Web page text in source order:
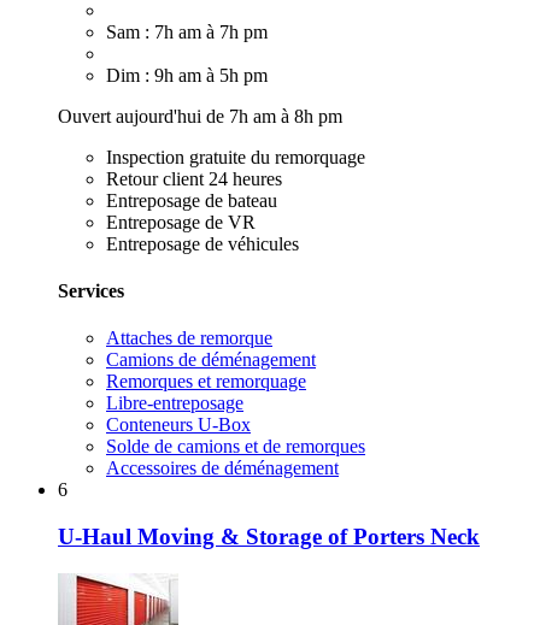
Sam : 7h am à 7h pm
Dim : 9h am à 5h pm
Ouvert aujourd'hui de 7h am à 8h pm
Inspection gratuite du remorquage
Retour client 24 heures
Entreposage de bateau
Entreposage de VR
Entreposage de véhicules
Services
Attaches de remorque
Camions de déménagement
Remorques et remorquage
Libre-entreposage
Conteneurs U-Box
Solde de camions et de remorques
Accessoires de déménagement
6
U-Haul Moving & Storage of Porters Neck